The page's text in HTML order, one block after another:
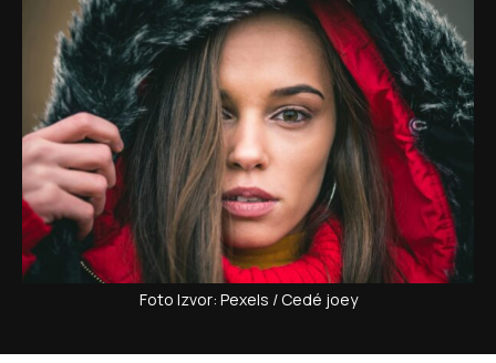
Foto Izvor: Pexels / Cedé joey